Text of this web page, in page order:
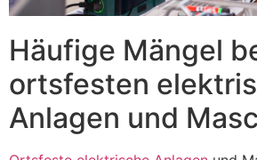
Häufige Mängel
ortsfesten
Anlagen und